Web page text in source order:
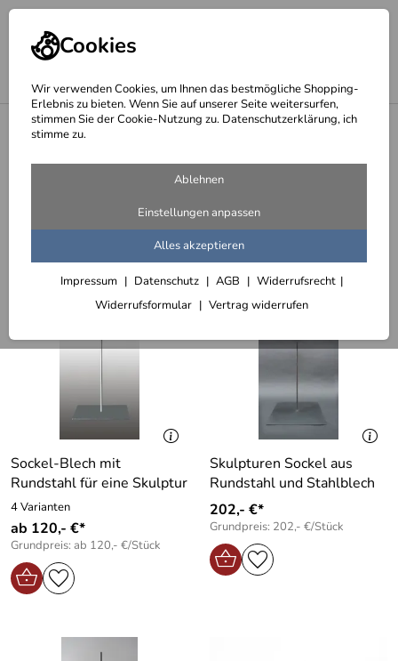
Cookies
Wir verwenden Cookies, um Ihnen das bestmögliche Shopping-
Erlebnis zu bieten. Wenn Sie auf unserer Seite weitersurfen,
stimmen Sie der Cookie-Nutzung zu. Datenschutzerklärung, ich
stimme zu.
Ablehnen
Einstellungen anpassen
Alles akzeptieren
Impressum Datenschutz AGB
Widerrufsrecht
Widerrufsformular
Vertrag widerrufen
Podeste und Sockel für Skulpturen
Skulpturensockel aus eine
Grundplatte mit Rundeisen
Filter (2) Sortieren
Sockel-Blech mit
Rundstahl für eine Skulptur
4 Varianten
ab 120,- €*
Grundpreis: ab 120,- €/Stück
Skulpturen Sockel aus
Rundstahl und Stahlblech
202,- €*
Grundpreis: 202,- €/Stück